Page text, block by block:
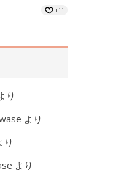
+11
り
より
り
より